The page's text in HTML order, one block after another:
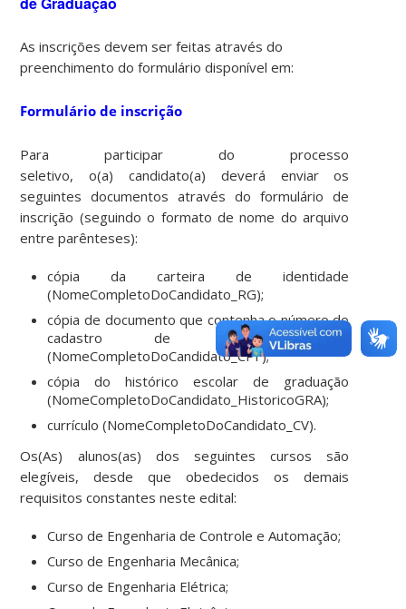
As inscrições devem ser feitas através do
preenchimento do formulário disponível em:
Formulário de inscrição
Para participar do processo
seletivo, o(a) candidato(a) deverá enviar os
seguintes documentos através do formulário de
inscrição (seguindo o formato de nome do arquivo
entre parênteses):
cópia da carteira de identidade
(NomeCompletoDoCandidato_RG);
cópia de documento que contenha o número do
cadastro de pessoa física
(NomeCompletoDoCandidato_CPF);
cópia do histórico escolar de graduação
(NomeCompletoDoCandidato_HistoricoGRA);
currículo (NomeCompletoDoCandidato_CV).
Os(As) alunos(as) dos seguintes cursos são
elegíveis, desde que obedecidos os demais
requisitos constantes neste edital:
Curso de Engenharia de Controle e Automação;
Curso de Engenharia Mecânica;
Curso de Engenharia Elétrica;